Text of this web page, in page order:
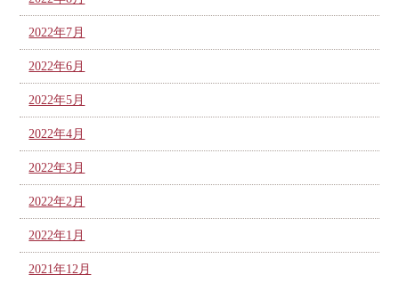
2022年7月
2022年6月
2022年5月
2022年4月
2022年3月
2022年2月
2022年1月
2021年12月